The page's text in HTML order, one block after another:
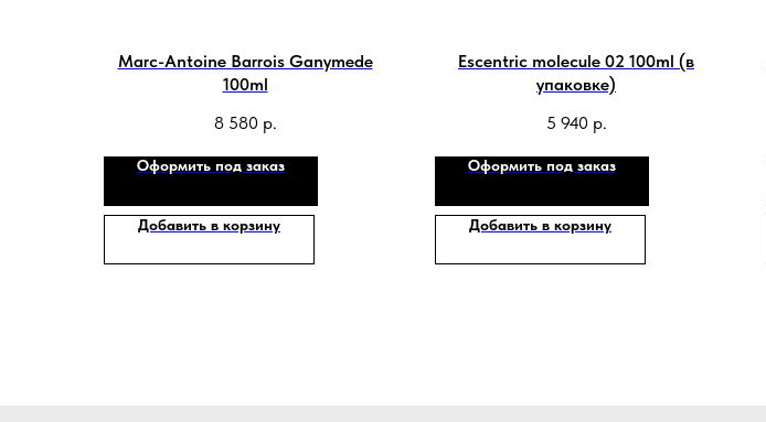
Marc-Antoine Barrois Ganymede
100ml
8 580 р.
Оформить под заказ
Добавить в корзину
Escentric molecule 02 100ml (в
упаковке)
5 940 р.
Оформить под заказ
Добавить в корзину